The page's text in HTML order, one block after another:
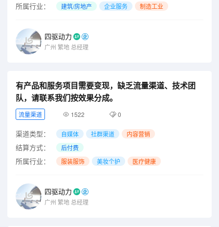
所属行业： 建筑/房地产 企业服务 制造工业
四驱动力
广州 繁地 总经理
有产品和服务项目需要变现，缺乏流量渠道、技术团
队，请联系我们按效果分成。
流量渠道 1522 0
渠道类型： 自媒体 社群渠道 内容营销
结算方式： 后付费
所属行业： 服装服饰 美妆个护 医疗健康
四驱动力
广州 繁地 总经理